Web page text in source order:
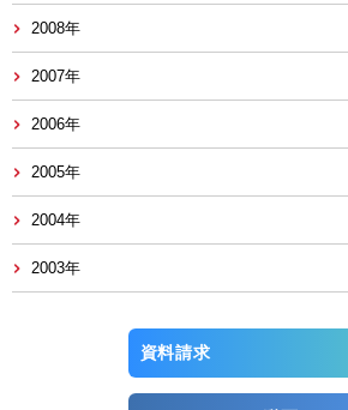
2008年
2007年
2006年
2005年
2004年
2003年
資料請求